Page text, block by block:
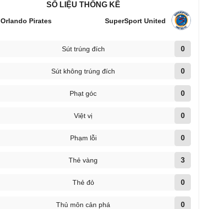
SỐ LIỆU THỐNG KÊ
Orlando Pirates SuperSport United
Sút trúng đích 0
Sút không trúng đích 0
Phạt góc 0
Việt vị 0
Phạm lỗi 0
Thẻ vàng 3
Thẻ đỏ 0
Thủ môn cản phá 0